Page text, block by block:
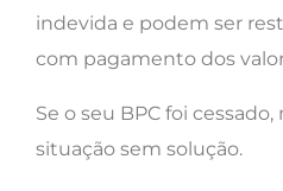
indevida e podem ser
com pagamento dos
Se o seu BPC foi cessado,
situação sem solução.